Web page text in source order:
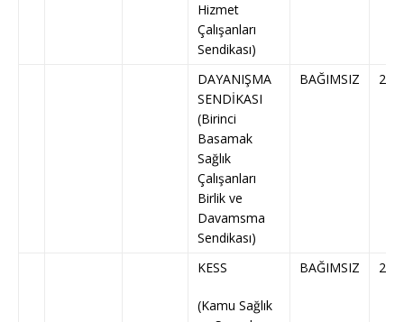
Hizmet
Çalışanları
Sendikası)
DAYANIŞMA
SENDİKASI
(Birinci
Basamak
Sağlık
Çalışanları
Birlik ve
Davamsma
Sendikası)
BAĞIMSIZ 233
KESS
(Kamu Sağlık
BAĞIMSIZ 248